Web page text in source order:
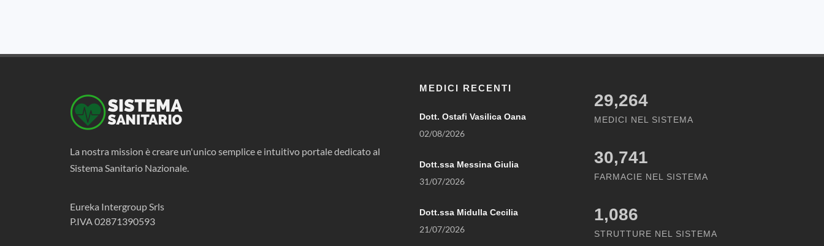
La nostra mission è creare un'unico semplice e intuitivo portale dedicato al
Sistema Sanitario Nazionale.
Eureka Intergroup Srls
P.IVA 02871390593
MEDICI RECENTI
Dott. Ostafi Vasilica Oana
02/08/2026
Dott.ssa Messina Giulia
31/07/2026
Dott.ssa Midulla Cecilia
21/07/2026
29,264
MEDICI NEL SISTEMA
30,741
FARMACIE NEL SISTEMA
1,086
STRUTTURE NEL SISTEMA